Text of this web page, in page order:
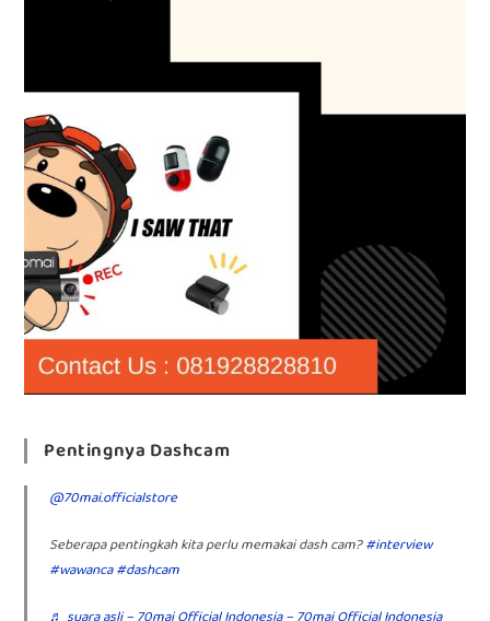
Pentingnya Dashcam
@70mai.officialstore
Seberapa pentingkah kita perlu memakai dash cam?#interview
#wawanca#dashcam